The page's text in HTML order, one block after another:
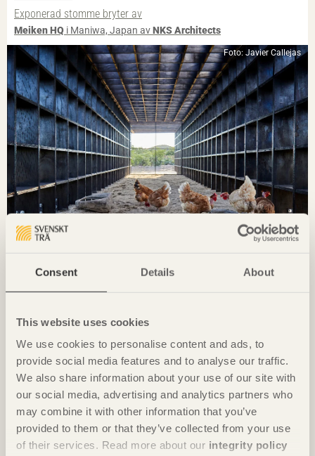
Consent Details About
This website uses cookies
We use cookies to personalise content and ads, to
provide social media features and to analyse our traffic.
We also share information about your use of our site with
our social media, advertising and analytics partners who
may combine it with other information that you’ve
provided to them or that they’ve collected from your use
of their services. Read more about our integrity policy
Exponerad stomme bryter av
Meiken HQ i Maniwa, Japan avNKS Architects
Foto: Javier Callejas
NOTERAT
Casa Wabii Oaxaca, Mexiko avKengo Kuma & Associates